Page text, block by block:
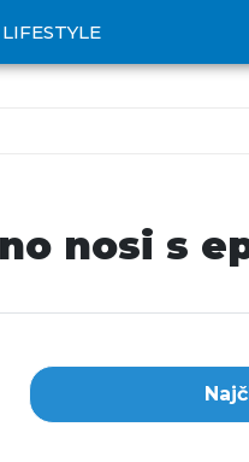
LIFESTYLE
nosi s